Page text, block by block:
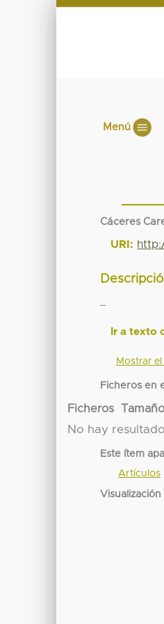
Menú
Cáceres
URI:
Ir a texto
Mostrar
Ficheros en
Ficheros Tamaño
No hay
Este ítem
Artículos